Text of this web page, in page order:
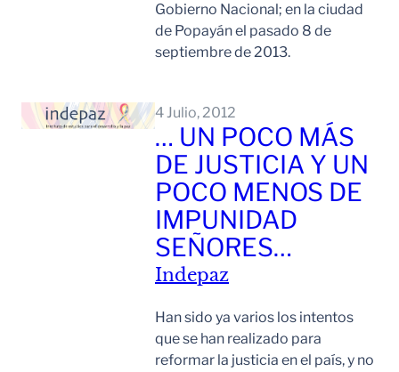
Gobierno Nacional; en la ciudad
de Popayán el pasado 8 de
septiembre de 2013.
4 Julio, 2012
… UN POCO MÁS
DE JUSTICIA Y UN
POCO MENOS DE
IMPUNIDAD
SEÑORES…
Indepaz
Han sido ya varios los intentos
que se han realizado para
reformar la justicia en el país, y no